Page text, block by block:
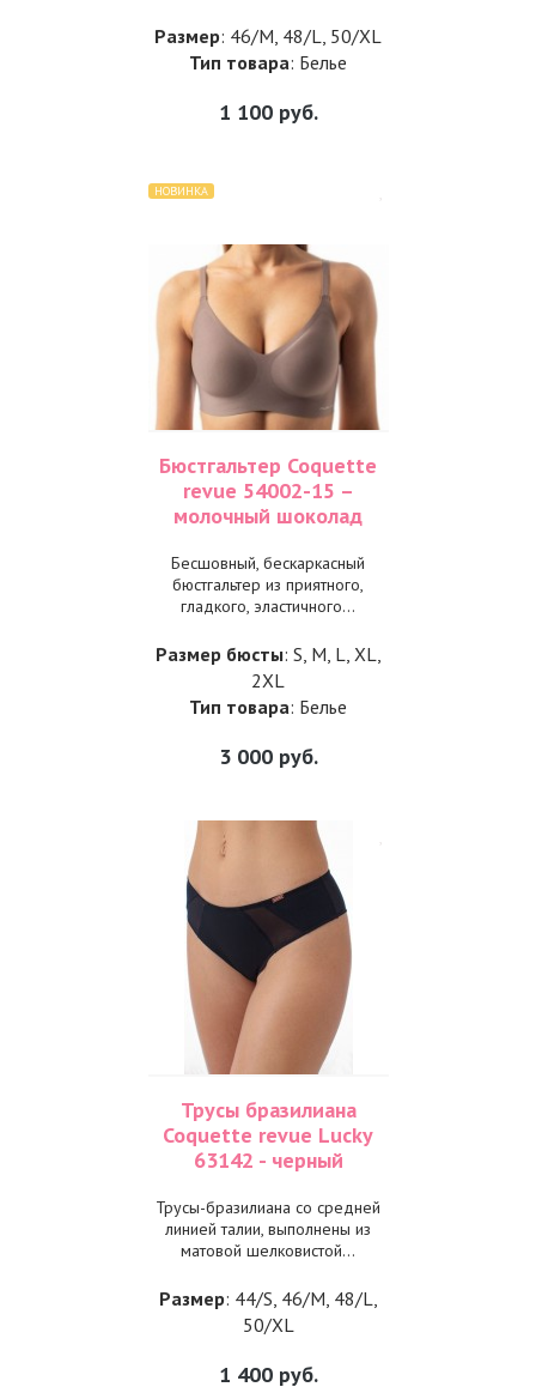
Размер: 46/M, 48/L, 50/XL
Тип товара: Белье
1 100руб.
НОВИНКА
Бюстгальтер Coquette
revue 54002-15 –
молочный шоколад
Бесшовный, бескаркасный
бюстгальтер из приятного,
гладкого, эластичного...
Размер бюсты: S, M, L, XL,
2XL
Тип товара: Белье
3 000руб.
Трусы бразилиана
Coquette revue Lucky
63142 - черный
Трусы-бразилиана со средней
линией талии, выполнены из
матовой шелковистой...
Размер: 44/S, 46/M, 48/L,
50/XL
1 400руб.